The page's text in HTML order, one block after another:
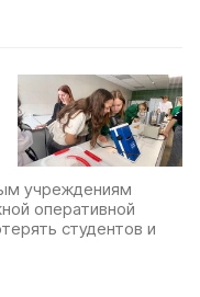
учреждениям
оперативной
студентов и